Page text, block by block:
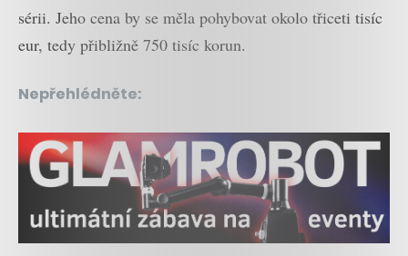
sérii. Jeho cena by se měla pohybovat okolo třiceti tisíc
eur, tedy přibližně 750 tisíc korun.
Nepřehlédněte: